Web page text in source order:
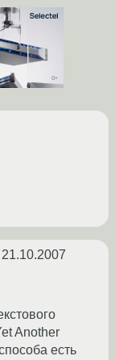
21.10.2007
Another
есть